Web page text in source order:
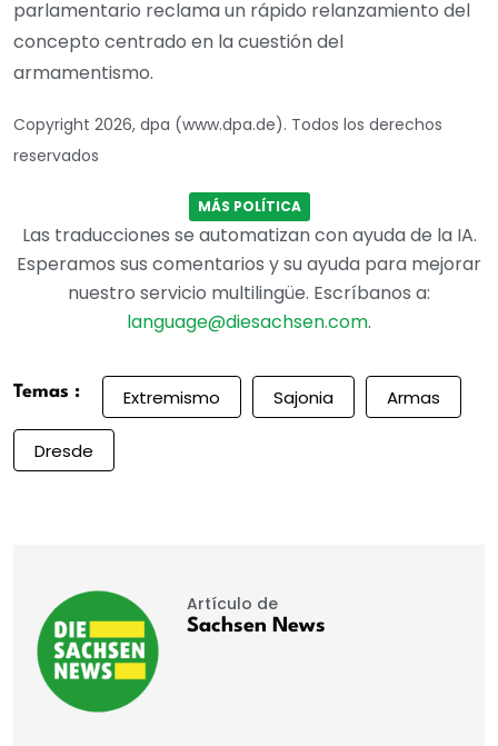
parlamentario reclama un rápido relanzamiento del
concepto centrado en la cuestión del
armamentismo.
Copyright 2026, dpa (www.dpa.de). Todos los derechos
reservados
MÁS POLÍTICA
Las traducciones se automatizan con ayuda de la IA.
Esperamos sus comentarios y su ayuda para mejorar
nuestro servicio multilingüe. Escríbanos a:
language@diesachsen.com.
Temas : Extremismo Sajonia Armas
Dresde
Artículo de
Sachsen News